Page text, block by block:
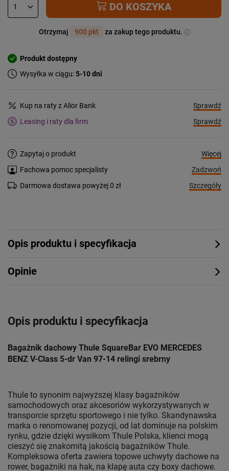
DO KOSZYKA
Otrzymaj 900 pkt za zakup tego produktu.
Produkt dostępny
Wysyłka w ciągu:5-10 dni
Kup na raty z Alior Bank
Sprawdź
Leasing i raty dla firm
Sprawdź
Zapytaj o produkt
Więcej
Fachowa pomoc specjalisty
Zadzwoń
Darmowa dostawa powyżej 0 zł
Szczegóły
Opis produktu i specyfikacja
Opinie
Opis produktu i specyfikacja
Bagażnik dachowy Thule SquareBar EVO MERCEDES
BENZ V-Class 5-dr Van 97-14 relingi srebrny
Thule to synonim najwyższej klasy bagażników
samochodowych oraz akcesoriów wykorzystywanych w
transporcie sprzętu sportowego i nie tylko. Skandynawska
marka o renomowanej pozycji, od lat dominuje na polskim
rynku, gdzie dzięki wysiłkom Thule Polska, klienci mogą
cieszyć się znakomitą jakością bagażników Thule.
Kompleksowa oferta zawiera topowe uchwyty dachowe na
rower, bagażniki na hak, na klapę auta czy boxy dachowe.